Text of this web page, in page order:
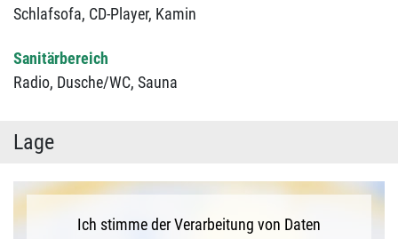
Schlafsofa, CD-Player, Kamin
Sanitärbereich
Radio, Dusche/WC, Sauna
Lage
Ich stimme der Verarbeitung von Daten